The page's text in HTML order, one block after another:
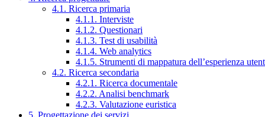
4.1. Ricerca primaria
4.1.1. Interviste
4.1.2. Questionari
4.1.3. Test di usabilità
4.1.4. Web analytics
4.1.5. Strumenti di mappatura dell’esperienza
4.2. Ricerca secondaria
4.2.1. Ricerca documentale
4.2.2. Analisi benchmark
4.2.3. Valutazione euristica
5. Progettazione dei servizi